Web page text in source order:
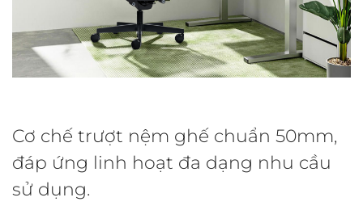
Cơ chế trượt nệm ghế chuẩn 50mm,
đáp ứng linh hoạt đa dạng nhu cầu
sử dụng.